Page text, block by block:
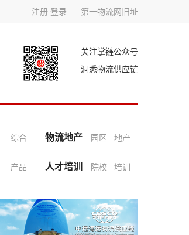
注册 登录 第一物流网旧址
关注掌链公众号
洞悉物流供应链
综合 物流地产 园区 地产
产品 人才培训 院校 培训